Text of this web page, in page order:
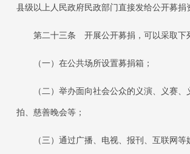
县级以上人民政府民政部门直接发给公开募捐
第二十三条 开展公开募捐，可以采取下
（一）在公共场所设置募捐箱；
（二）举办面向社会公众的义演、义赛
拍、慈善晚会等；
（三）通过广播、电视、报刊、互联网